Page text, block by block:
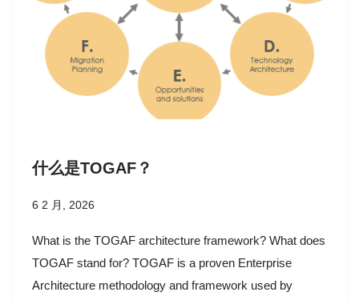
什么是TOGAF？
6 2 月, 2026
What is the TOGAF architecture framework? What does
TOGAF stand for? TOGAF is a proven Enterprise
Architecture methodology and framework used by